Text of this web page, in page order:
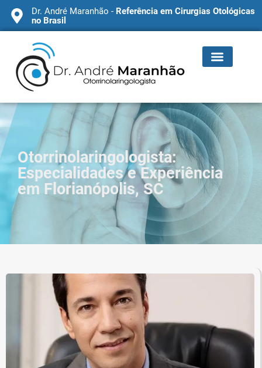
Dr. André Maranhão - Referência em Cirurgias Otológicas
no Brasil
Otorrinolaringologista:
Especialidades e Experiência
em Florianópolis, SC